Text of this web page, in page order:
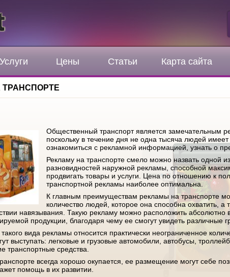
Услуги Цены Статьи Карта сайта
Общественный транспорт является замечательным
поскольку в течение дня не одна тысяча людей
ознакомиться с рекламной информацией, узнать о
Рекламу на транспорте смело можно назвать одной
разновидностей наружной рекламы, способной
продвигать товары и услуги. Цена по отношению к
транспортной рекламы наиболее оптимальна.
К главным преимуществам рекламы на транспорте
количество людей, которое она способна охватить,
навязывания. Такую рекламу можно расположить абсолютно
продукции, благодаря чему ее смогут увидеть различные
вида рекламы относится практически неограниченное
выступать: легковые и грузовые автомобили, автобусы,
транспортные средства.
всегда хорошо окупается, ее размещение могут себе
помощь в их развитии.